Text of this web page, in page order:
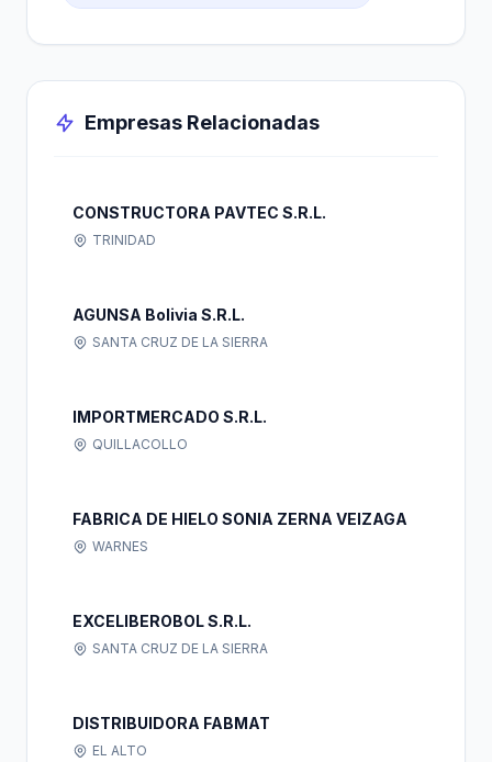
Empresas Relacionadas
CONSTRUCTORA PAVTEC S.R.L.
TRINIDAD
AGUNSA Bolivia S.R.L.
SANTA CRUZ DE LA SIERRA
IMPORTMERCADO S.R.L.
QUILLACOLLO
FABRICA DE HIELO SONIA ZERNA VEIZAGA
WARNES
EXCELIBEROBOL S.R.L.
SANTA CRUZ DE LA SIERRA
DISTRIBUIDORA FABMAT
EL ALTO